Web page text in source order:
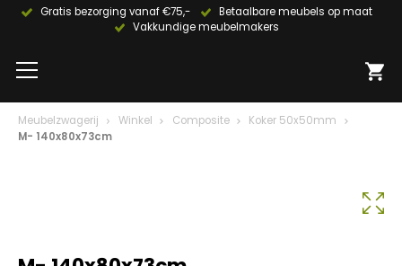
Gratis bezorging vanaf €75,-
Betaalbare meubels op maat
Vakkundige meubelmakers
Meubelzwagerij Winkel Composite
Koker 50x50mm
M- 140x80x73cm